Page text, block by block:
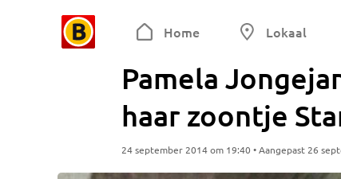
Home Lokaal
Pamela
haar zoontje
24 september 2014 om 19:40 • Aangepast 26